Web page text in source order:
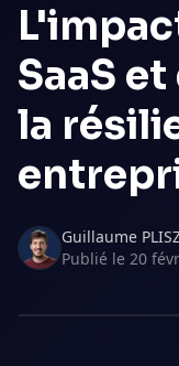
SaaS
la
Guillaume
Publié le 20